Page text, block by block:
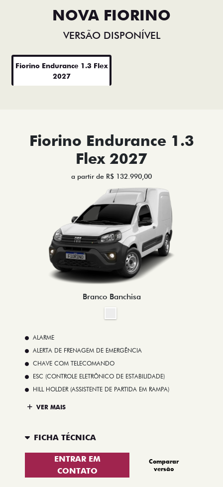
NOVA FIORINO
VERSÃO DISPONÍVEL
Fiorino Endurance 1.3 Flex
2027
Fiorino Endurance 1.3
Flex 2027
a partir de R$ 132.990,00
Branco Banchisa
ALARME
ALERTA DE FRENAGEM DE EMERGÊNCIA
CHAVE COM TELECOMANDO
ESC (CONTROLE ELETRÔNICO DE ESTABILIDADE)
HILL HOLDER (ASSISTENTE DE PARTIDA EM RAMPA)
VER MAIS
FICHA TÉCNICA
ENTRAR EM
CONTATO
Comparar
versão